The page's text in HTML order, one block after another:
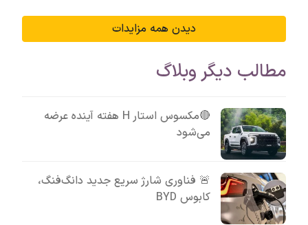
دیدن همه مزایدات
مطالب دیگر وبلاگ
🔴مکسوس استار H هفته آینده عرضه
می‌شود
🚨 فناوری شارژ سریع جدید دانگ‌فنگ،
کابوس BYD